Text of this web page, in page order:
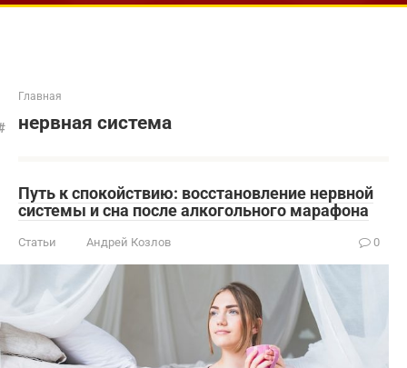
Главная
нервная система
Путь к спокойствию: восстановление нервной
системы и сна после алкогольного марафона
Статьи Андрей Козлов 0